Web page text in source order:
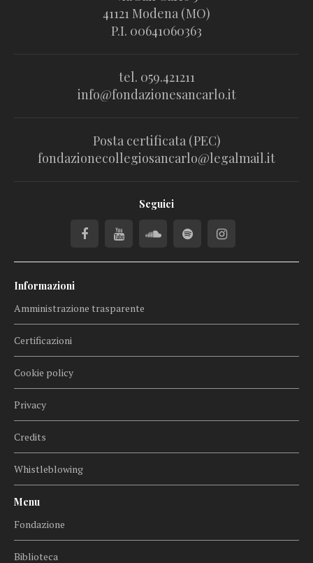
41121 Modena (MO)
P.I. 00641060363
tel. 059.421211
info@fondazionesancarlo.it
Posta certificata (PEC)
fondazionecollegiosancarlo@legalmail.it
Seguici
Informazioni
Amministrazione trasparente
Certificazioni
Cookie policy
Privacy
Credits
Whistleblowing
Menu
Fondazione
Biblioteca